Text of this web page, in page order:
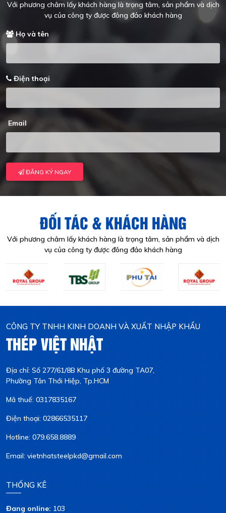
Với phương châm lấy khách hàng là trọng tâm, sản phẩm và dịch
vụ của công ty được đông đảo khách hàng
Họ và tên
Điện thoại
Email
ĐĂNG KÝ NGAY
ĐỐI TÁC & KHÁCH HÀNG
Với phương châm lấy khách hàng là trọng tâm, sản phẩm và dịch
vụ của công ty được đông đảo khách hàng
CÔNG TY TNHH KINH DOANH VÀ XUẤT NHẬP KHẨU
THÉP VIỆT NHẬT
Địa chỉ: Số 277/61/8B Khu phố 3 đường TA07,
Phường Tân Thới Hiệp, Tp.HCM
Mã thuế: 0317835167
Điện thoại: 02866535117
Hotline: 079.658.8889
Email: vietnhatsteelpkd@gmail.com
THỐNG KÊ
Đang online:103